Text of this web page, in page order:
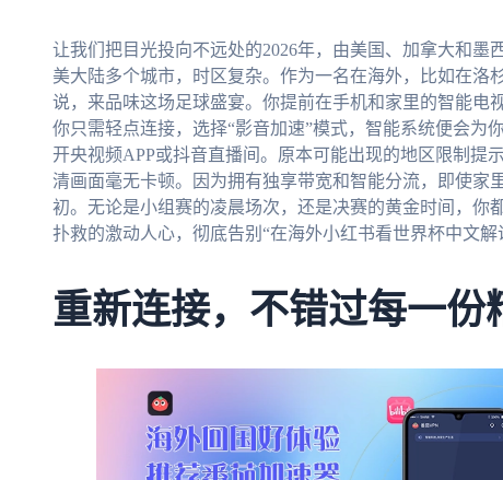
让我们把目光投向不远处的2026年，由美国、加拿大和墨
美大陆多个城市，时区复杂。作为一名在海外，比如在洛
说，来品味这场足球盛宴。你提前在手机和家里的智能电
你只需轻点连接，选择“影音加速”模式，智能系统便会为
开央视频APP或抖音直播间。原本可能出现的地区限制提
清画面毫无卡顿。因为拥有独享带宽和智能分流，即使家
初。无论是小组赛的凌晨场次，还是决赛的黄金时间，你
扑救的激动人心，彻底告别“在海外小红书看世界杯中文解
重新连接，不错过每一份